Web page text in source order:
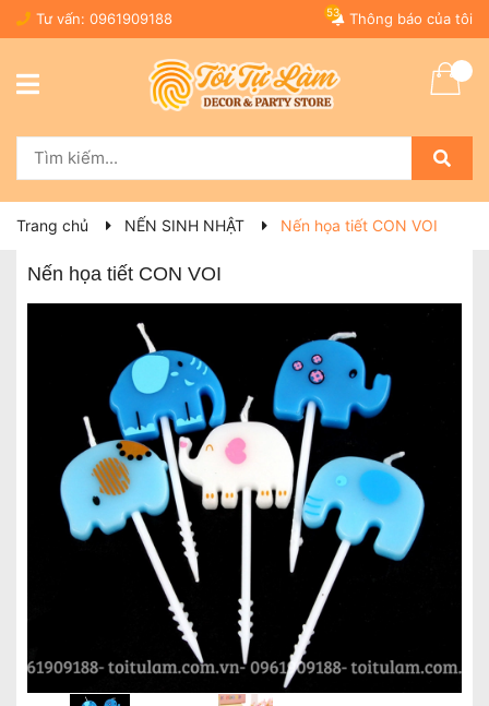
Tư vấn: 0961909188 Thông báo của tôi
53
Trang chủ NẾN SINH NHẬT Nến họa tiết CON VOI
Nến họa tiết CON VOI